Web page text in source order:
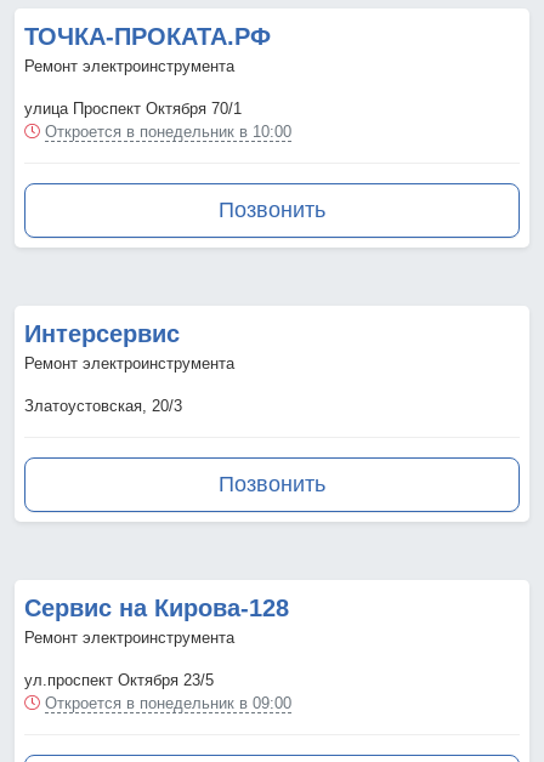
ТОЧКА-ПРОКАТА.РФ
Ремонт электроинструмента
улица Проспект Октября 70/1
Откроется в понедельник в 10:00
Позвонить
Интерсервис
Ремонт электроинструмента
Златоустовская, 20/3
Позвонить
Сервис на Кирова-128
Ремонт электроинструмента
ул.проспект Октября 23/5
Откроется в понедельник в 09:00